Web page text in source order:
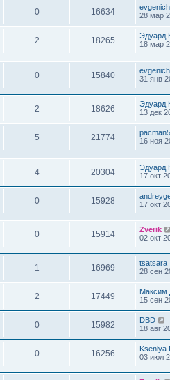
0 16634
evgenich
28 мар
2 18265
Эдуард
18 мар
0 15840
evgenich
31 янв
2 18626
Эдуард
13 дек
5 21774
16 ноя
4 20304
Эдуард
17 окт
0 15928
17 окт
0 15914
Zverik
02 окт
1 16969
tsatsara
28 сен
2 17449
Максим
15 сен
0 15982
DBD
18 авг
0 16256
Kseniya
03 июл